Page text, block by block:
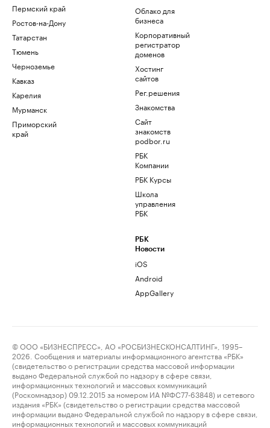
Пермский край
Ростов-на-Дону
Татарстан
Тюмень
Черноземье
Кавказ
Карелия
Мурманск
Приморский
край
Облако для
бизнеса
Корпоративный
регистратор
доменов
Хостинг
сайтов
Рег.решения
Знакомства
Сайт
знакомств
podbor.ru
РБК
Компании
РБК Курсы
Школа
управления
РБК
РБК
Новости
iOS
Android
AppGallery
© ООО «БИЗНЕСПРЕСС», АО «РОСБИЗНЕСКОНСАЛТИНГ», 1995–
2026. Сообщения и материалы информационного агентства «РБК»
(свидетельство о регистрации средства массовой информации
выдано Федеральной службой по надзору в сфере связи,
информационных технологий и массовых коммуникаций
(Роскомнадзор) 09.12.2015 за номером ИА №ФС77-63848) и сетевого
издания «РБК» (свидетельство о регистрации средства массовой
информации выдано Федеральной службой по надзору в сфере связи,
информационных технологий и массовых коммуникаций